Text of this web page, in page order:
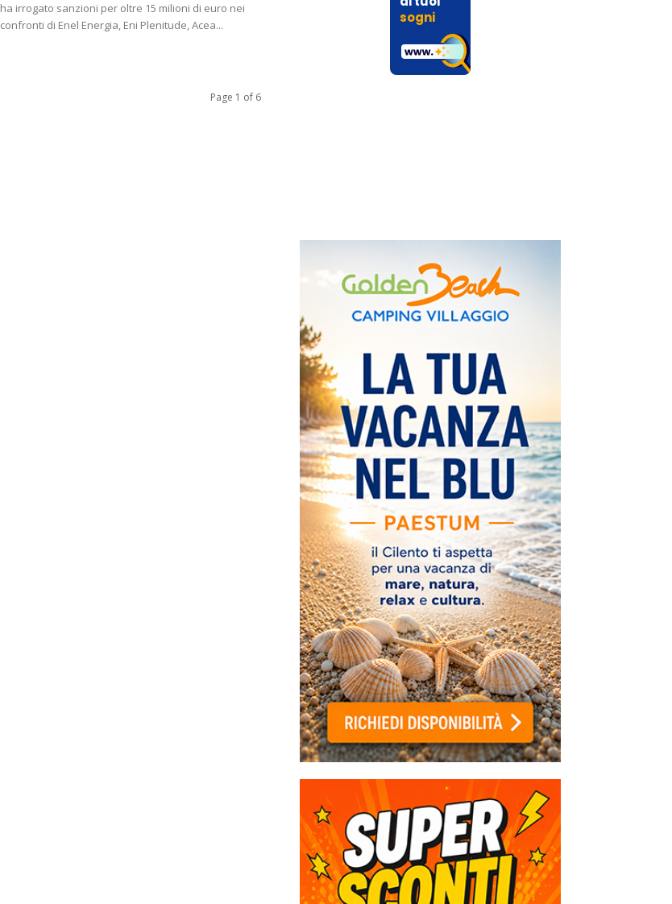
ha irrogato sanzioni per oltre 15 milioni di euro nei
confronti di Enel Energia, Eni Plenitude, Acea...
Page 1 of 6